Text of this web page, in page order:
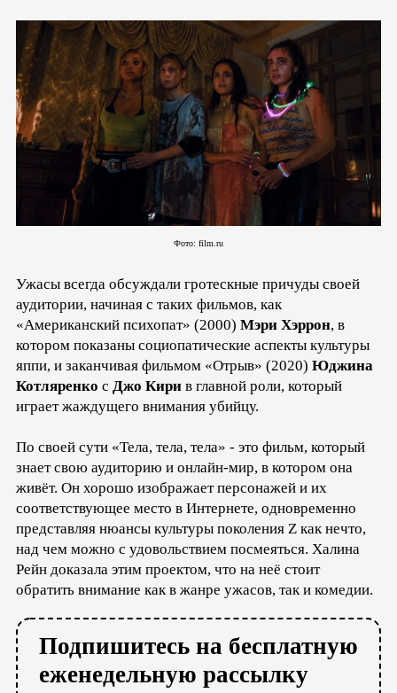
Фото: film.ru
Ужасы всегда обсуждали гротескные причуды своей
аудитории, начиная с таких фильмов, как
«Американский психопат» (2000) Мэри Хэррон, в
котором показаны социопатические аспекты культуры
яппи, и заканчивая фильмом «Отрыв» (2020) Юджина
Котляренко с Джо Кири в главной роли, который
играет жаждущего внимания убийцу.
По своей сути «Тела, тела, тела» - это фильм, который
знает свою аудиторию и онлайн-мир, в котором она
живёт. Он хорошо изображает персонажей и их
соответствующее место в Интернете, одновременно
представляя нюансы культуры поколения Z как нечто,
над чем можно с удовольствием посмеяться. Халина
Рейн доказала этим проектом, что на неё стоит
обратить внимание как в жанре ужасов, так и комедии.
Подпишитесь на бесплатную
еженедельную рассылку